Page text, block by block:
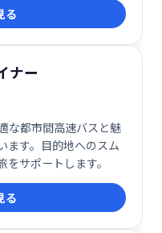
る
ナー
な都市間高速バスと魅
ます。目的地へのスム
サポートします。
る